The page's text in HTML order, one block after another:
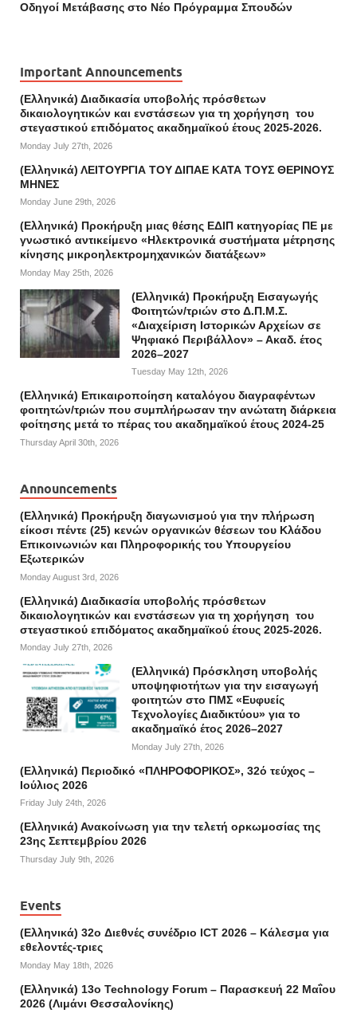
Οδηγοί Mετάβασης στο Νέο Πρόγραμμα Σπουδών
Important Announcements
(Ελληνικά) Διαδικασία υποβολής πρόσθετων
δικαιολογητικών και ενστάσεων για τη χορήγηση του
στεγαστικού επιδόματος ακαδημαϊκού έτους 2025-2026.
Monday July 27th, 2026
(Ελληνικά) ΛΕΙΤΟΥΡΓΙΑ ΤΟΥ ΔΙΠΑΕ ΚΑΤΑ ΤΟΥΣ ΘΕΡΙΝΟΥΣ
ΜΗΝΕΣ
Monday June 29th, 2026
(Ελληνικά) Προκήρυξη μιας θέσης ΕΔΙΠ κατηγορίας ΠΕ με
γνωστικό αντικείμενο «Ηλεκτρονικά συστήματα μέτρησης
κίνησης μικροηλεκτρομηχανικών διατάξεων»
Monday May 25th, 2026
(Ελληνικά) Προκήρυξη Εισαγωγής
Φοιτητών/τριών στο Δ.Π.Μ.Σ.
«Διαχείριση Ιστορικών Αρχείων σε
Ψηφιακό Περιβάλλον» – Ακαδ. έτος
2026–2027
Tuesday May 12th, 2026
(Ελληνικά) Επικαιροποίηση καταλόγου διαγραφέντων
φοιτητών/τριών που συμπλήρωσαν την ανώτατη διάρκεια
φοίτησης μετά το πέρας του ακαδημαϊκού έτους 2024-25
Thursday April 30th, 2026
Announcements
(Ελληνικά) Προκήρυξη διαγωνισμού για την πλήρωση
είκοσι πέντε (25) κενών οργανικών θέσεων του Κλάδου
Επικοινωνιών και Πληροφορικής του Υπουργείου
Εξωτερικών
Monday August 3rd, 2026
(Ελληνικά) Διαδικασία υποβολής πρόσθετων
δικαιολογητικών και ενστάσεων για τη χορήγηση του
στεγαστικού επιδόματος ακαδημαϊκού έτους 2025-2026.
Monday July 27th, 2026
(Ελληνικά) Πρόσκληση υποβολής
υποψηφιοτήτων για την εισαγωγή
φοιτητών στο ΠΜΣ «Ευφυείς
Τεχνολογίες Διαδικτύου» για το
ακαδημαϊκό έτος 2026–2027
Monday July 27th, 2026
(Ελληνικά) Περιοδικό «ΠΛΗΡΟΦΟΡΙΚΟΣ», 32ό τεύχος –
Ιούλιος 2026
Friday July 24th, 2026
(Ελληνικά) Ανακοίνωση για την τελετή ορκωμοσίας της
23ης Σεπτεμβρίου 2026
Thursday July 9th, 2026
Events
(Ελληνικά) 32o Διεθνές συνέδριο ICT 2026 – Κάλεσμα για
εθελοντές-τριες
Monday May 18th, 2026
(Ελληνικά) 13ο Technology Forum – Παρασκευή 22 Μαΐου
2026 (Λιμάνι Θεσσαλονίκης)